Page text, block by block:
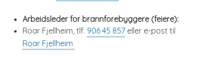
Arbeidsleder for brannforebyggere (feiere):
Roar Fjellheim, tlf. 906 45 857 eller e-post til
Roar Fjellheim